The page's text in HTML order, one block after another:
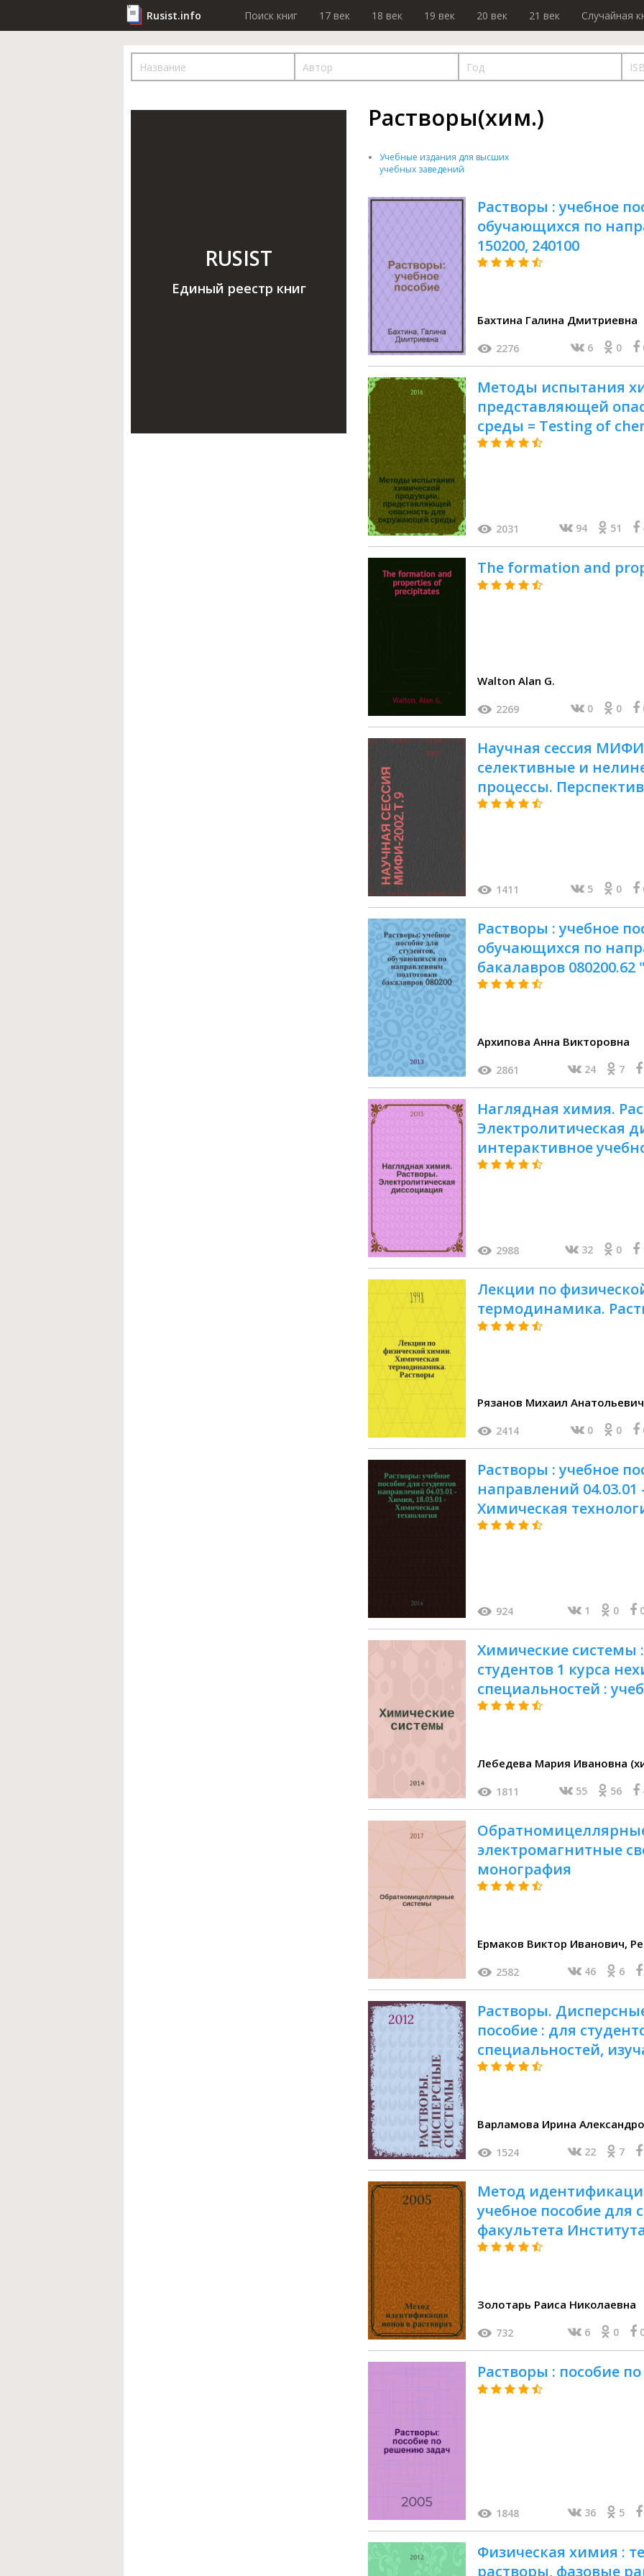
Rusist.info Поиск книг 17 век 18 век 19 век 20 век 21 век Случайная
RUSIST
Единый реестр книг
Растворы(хим.)
Учебные издания для высших
учебных заведений
Растворы : учебное
обучающихся по
150200, 240100
Бахтина Галина Дмитриевна
2276 6 0
Методы испытания
представляющей
среды = Testing of
hazard. Determination
2031 94 51
The formation and
Walton Alan G.
2269 0 0
Научная сессия
селективные и
процессы.
технологии. Физика,
1411 5 0
Растворы : учебное
обучающихся по
бакалавров
"Конструкторско-
средств", 200100.62 -
230400.62 -
технологии"
Архипова Анна Викторовна
2861 24 7
Наглядная химия.
Электролитическая
интерактивное
2988 32 0
Лекции по
термодинамика.
Рязанов Михаил Анатольевич
2414 0 0
Растворы : учебное
направлений 04.03.01
Химическая
ресурсосберегающие
обучения
924 1 0
Химические системы
студентов 1 курса
специальностей :
издание
Лебедева Мария Ивановна
1811 55 56
электромагнитные
монография
2582 46 6
Растворы.
пособие : для
специальностей,
"Химия", "Общая
Варламова Ирина
1524 22 7
Метод
учебное пособие для
факультета
экологии
Золотарь Раиса Николаевна
732 6 0
Растворы : пособие
1848 36 5
Физическая химия :
растворы, фазовые